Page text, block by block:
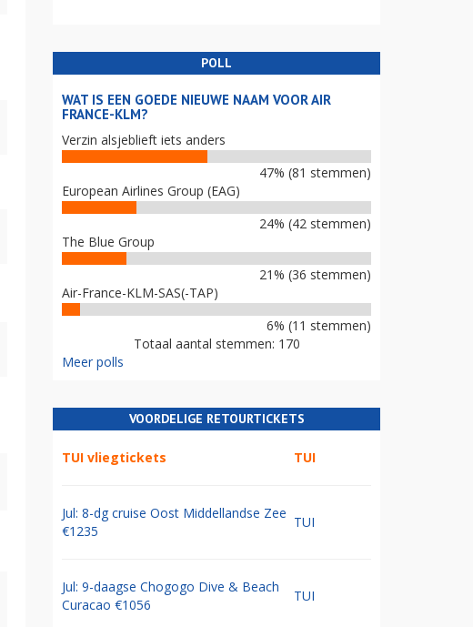
POLL
WAT IS EEN GOEDE NIEUWE NAAM VOOR AIR
FRANCE-KLM?
Verzin alsjeblieft iets anders
47% (81 stemmen)
European Airlines Group (EAG)
24% (42 stemmen)
The Blue Group
21% (36 stemmen)
Air-France-KLM-SAS(-TAP)
6% (11 stemmen)
Totaal aantal stemmen: 170
Meer polls
VOORDELIGE RETOURTICKETS
TUI vliegtickets TUI
Jul: 8-dg cruise Oost Middellandse Zee
€1235
TUI
Jul: 9-daagse Chogogo Dive & Beach
Curacao €1056
TUI